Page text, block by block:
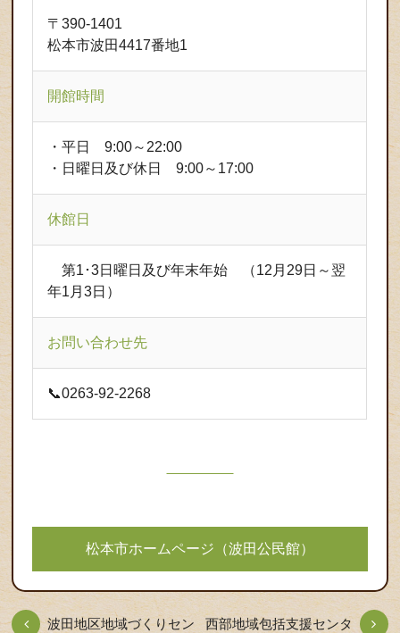
〒390-1401
松本市波田4417番地1
開館時間
・平日 9:00～22:00
・日曜日及び休日 9:00～17:00
休館日
第1･3日曜日及び年末年始 （12月29日～翌
年1月3日）
お問い合わせ先
📞0263-92-2268
松本市ホームページ（波田公民館）
波田地区地域づくりセン
西部地域包括支援センタ